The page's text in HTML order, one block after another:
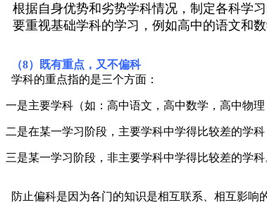
根据自身优势和劣势学科情况，制定各科学
要重视基础学科的学习，例如高中的语文和
（8）既有重点，又不偏科
学科的重点指的是三个方面：
一是主要学科（如：高中语文，高中数学，高中物理
二是在某一学习阶段，主要学科中学得比较差的学科
三是某一学习阶段，非主要学科中学得比较差的学科
防止偏科是因为各门的知识是相互联系、相互影响